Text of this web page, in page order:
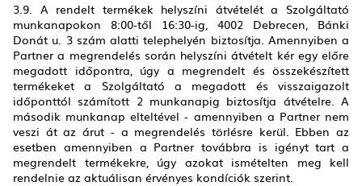
3.9. A rendelt termékek helyszíni átvételét a Szolgáltató
munkanapokon 8:00-től 16:30-ig, 4002 Debrecen, Bánki
Donát u. 3 szám alatti telephelyén biztosítja. Amennyiben a
Partner a megrendelés során helyszíni átvételt kér egy előre
megadott időpontra, úgy a megrendelt és összekészített
termékeket a Szolgáltató a megadott és visszaigazolt
időponttól számított 2 munkanapig biztosítja átvételre. A
második munkanap elteltével - amennyiben a Partner nem
veszi át az árut - a megrendelés törlésre kerül. Ebben az
esetben amennyiben a Partner továbbra is igényt tart a
megrendelt termékekre, úgy azokat ismételten meg kell
rendelnie az aktuálisan érvényes kondíciók szerint.